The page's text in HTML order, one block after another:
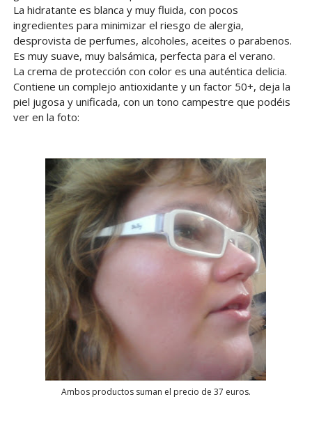
La hidratante es blanca y muy fluida, con pocos
ingredientes para minimizar el riesgo de alergia,
desprovista de perfumes, alcoholes, aceites o parabenos.
Es muy suave, muy balsámica, perfecta para el verano.
La crema de protección con color es una auténtica delicia.
Contiene un complejo antioxidante y un factor 50+, deja la
piel jugosa y unificada, con un tono campestre que podéis
ver en la foto:
Ambos productos suman el precio de 37 euros.